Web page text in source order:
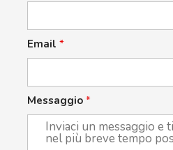
Email *
Messaggio *